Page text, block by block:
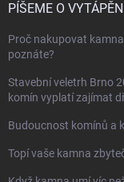
PÍŠEME O VYTÁPĚNÍ
Proč nakupovat
poznáte?
Stavební veletrh Brno
komín vyplatí zajímat
Budoucnost komínů a
Topí vaše kamna